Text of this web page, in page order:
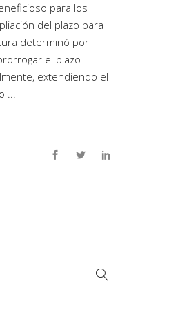
para los
del plazo para
determinó por
el plazo
extendiendo el